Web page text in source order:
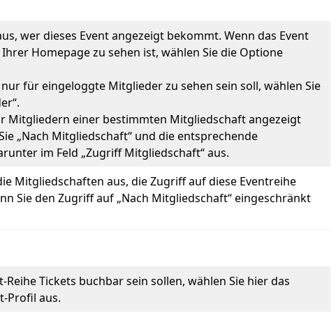
wer dieses Event angezeigt bekommt. Wenn das Event
Homepage zu sehen ist, wählen Sie die Optione
nur für eingeloggte Mitglieder zu sehen sein soll, wählen Sie
Mitgliedern einer bestimmten Mitgliedschaft angezeigt
„Nach Mitgliedschaft“ und die entsprechende
im Feld „Zugriff Mitgliedschaft“ aus.
Mitgliedschaften aus, die Zugriff auf diese Eventreihe
Sie den Zugriff auf „Nach Mitgliedschaft“ eingeschränkt
Reihe Tickets buchbar sein sollen, wählen Sie hier das
Profil aus.